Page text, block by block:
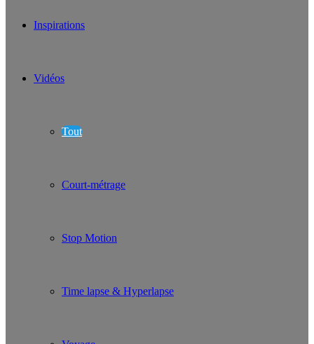
Inspirations
Vidéos
Tout
Court-métrage
Stop Motion
Time lapse & Hyperlapse